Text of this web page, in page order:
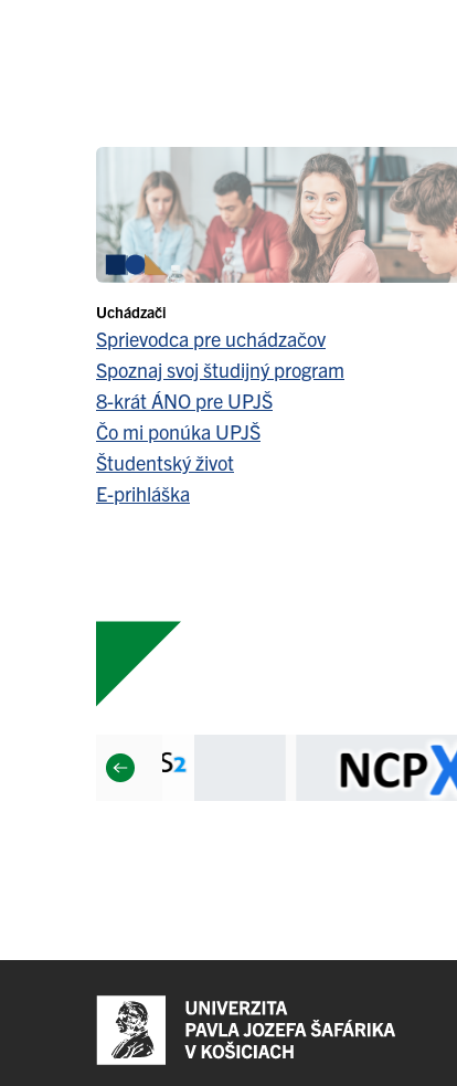
Uchádzači
Sprievodca pre uchádzačov
Spoznaj svoj študijný program
8-krát ÁNO pre UPJŠ
Čo mi ponúka UPJŠ
Študentský život
E-prihláška